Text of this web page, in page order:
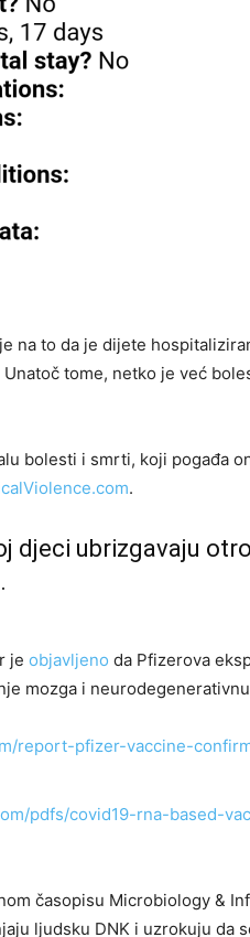
na to da je dijete
tome, netko je već
bolesti i smrti, koji pogađa
.
djeci ubrizgavaju
je objavljeno da Pfizerova
mozga i
report-pfizer-vaccine-
pdfs/covid19-rna-based-
časopisu Microbiology &
ljudsku DNK i uzrokuju da